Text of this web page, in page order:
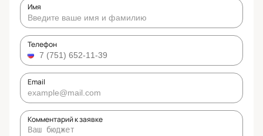
Имя
Телефон
Email
Комментарий к заявке